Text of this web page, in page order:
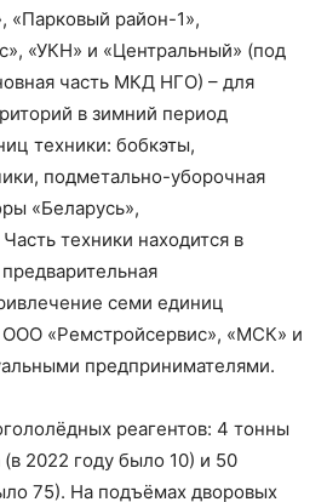
«Парковый район-1»,
«УКН» и «Центральный» (под
часть МКД НГО) – для
в зимний период
техники: бобкэты,
подметально-уборочная
«Беларусь»,
техники находится в
семи единиц
ООО «Ремстройсервис», «МСК» и
предпринимателями.
реагентов: 4 тонны
2022 году было 10) и 50
75). На подъёмах дворовых